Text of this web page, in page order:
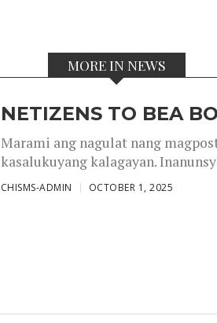
MORE IN NEWS
NETIZENS TO BEA
Marami ang nagulat nang
kasalukuyang kalagayan.
CHISMS-ADMIN OCTOBER 1, 2025